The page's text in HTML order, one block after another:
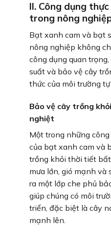
II. Công dụng
trong nông
Bạt xanh cam và bạt
nông nghiệp không
công dụng quan
suất và bảo vệ cây
thức của môi trường
Bảo vệ cây trồng
nghiệt
Một trong những
của bạt xanh cam và
trồng khỏi thời tiết
mưa lớn, gió mạnh và
ra một lớp che phủ
giúp chúng có môi
triển, đặc biệt là cây
mạnh lên.